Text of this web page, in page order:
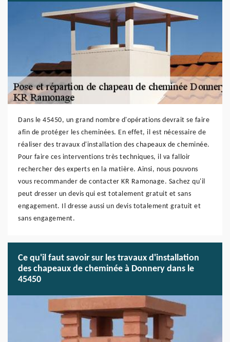
Dans le 45450, un grand nombre d'opérations devrait se faire
afin de protéger les cheminées. En effet, il est nécessaire de
réaliser des travaux d'installation des chapeaux de cheminée.
Pour faire ces interventions très techniques, il va falloir
rechercher des experts en la matière. Ainsi, nous pouvons
vous recommander de contacter KR Ramonage. Sachez qu'il
peut dresser un devis qui est totalement gratuit et sans
engagement. Il dresse aussi un devis totalement gratuit et
sans engagement.
Ce qu'il faut savoir sur les travaux d'installation
des chapeaux de cheminée à Donnery dans le
45450